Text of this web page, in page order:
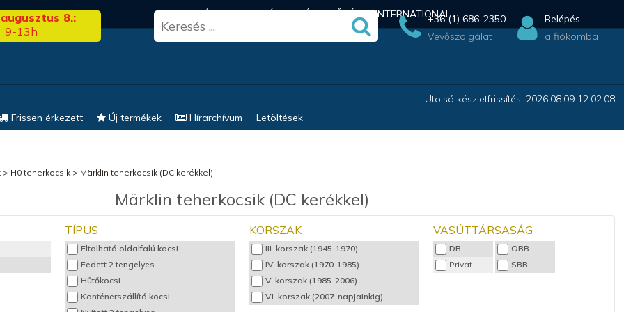
FRISS HÍREK KERESÉS ELÉRHETŐSÉG INTERNATIONAL
8.:
9-13h
+36 (1) 686-2350
Vevőszolgálat
Belépés
a fiókomba
Utolsó készletfrissítés: 2026.08.09 12:02:08
Frissen érkezett Új termékek Hírarchívum Letöltések
> H0 teherkocsik > Märklin teherkocsik (DC kerékkel)
Märklin teherkocsik (DC kerékkel)
TÍPUS
Eltolható oldalfalú kocsi
Fedett 2 tengelyes
Hűtőkocsi
Konténerszállító kocsi
KORSZAK
III. korszak (1945-1970)
IV. korszak (1970-1985)
V. korszak (1985-2006)
VI. korszak (2007-napjainkig)
VASÚTTÁRSASÁG
DB
ÖBB
Privat
SBB